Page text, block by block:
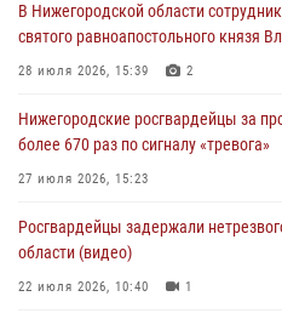
В Нижегородской области
святого равноапостольного князя
28 июля 2026, 15:39 2
Нижегородские росгвардейцы за
более 670 раз по сигналу «тревога»
27 июля 2026, 15:23
Росгвардейцы задержали
области (видео)
22 июля 2026, 10:40 1